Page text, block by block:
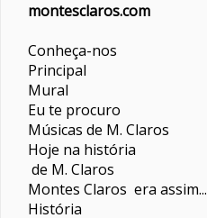
montesclaros.com
Conheça-nos
Principal
Mural
Eu te procuro
Músicas de M. Claros
Hoje na história
de M. Claros
Montes Claros era assim...
História